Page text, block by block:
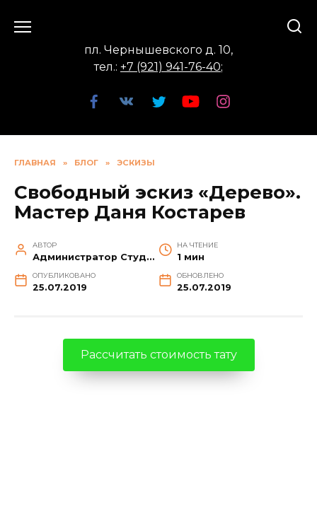
пл. Чернышевского д. 10,
тел.: +7 (921) 941-76-40;
ГЛАВНАЯ » БЛОГ » ЭСКИЗЫ
Свободный эскиз «Дерево».
Мастер Даня Костарев
АВТОР
Администратор Студии
НА ЧТЕНИЕ
1 мин
ОПУБЛИКОВАНО
25.07.2019
ОБНОВЛЕНО
25.07.2019
Рассчитать стоимость тату